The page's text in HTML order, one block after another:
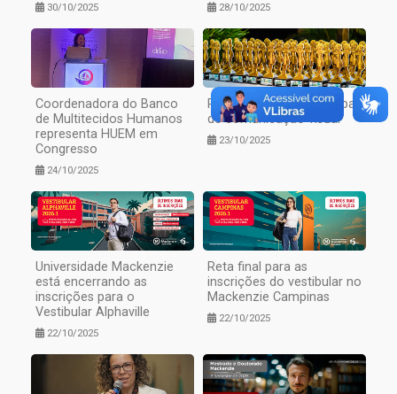
30/10/2025 28/10/2025
Coordenadora do Banco
de Multitecidos Humanos
representa HUEM em
Congresso
24/10/2025
Participe do Prêmio Popai
de comunicação visual
23/10/2025
Universidade Mackenzie
está encerrando as
inscrições para o
Vestibular Alphaville
22/10/2025
Reta final para as
inscrições do vestibular no
Mackenzie Campinas
22/10/2025